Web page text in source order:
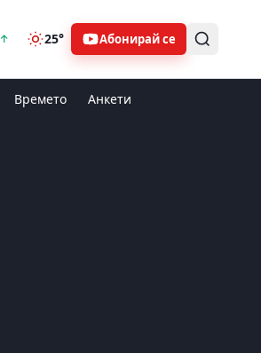
↑ 25° Абонирай се
Времето Анкети